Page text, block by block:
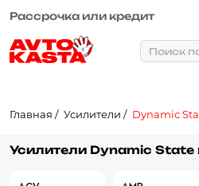
Рассрочка или кредит
Поиск
Главная Усилители Dynamic
Усилители Dynamic State